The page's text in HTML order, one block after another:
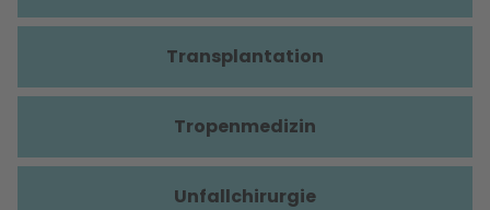
Transplantation
Tropenmedizin
Unfallchirurgie